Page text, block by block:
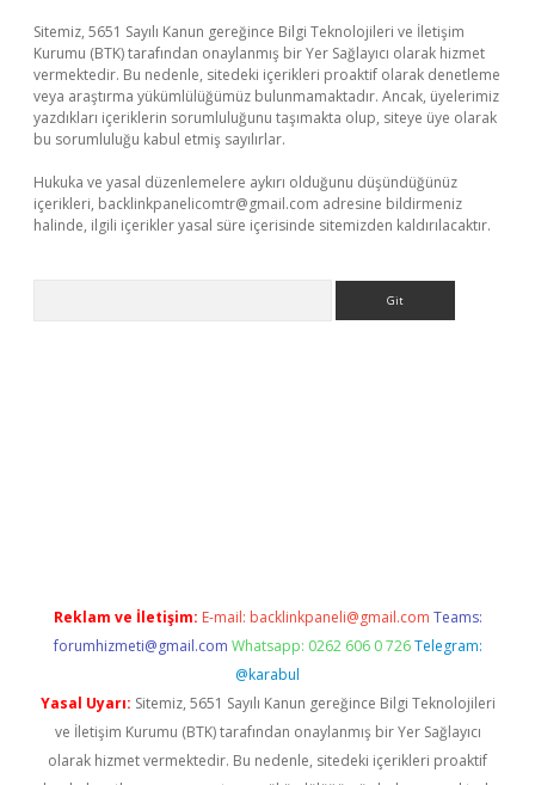
Sitemiz, 5651 Sayılı Kanun gereğince Bilgi Teknolojileri ve İletişim
Kurumu (BTK) tarafından onaylanmış bir Yer Sağlayıcı olarak hizmet
vermektedir. Bu nedenle, sitedeki içerikleri proaktif olarak denetleme
veya araştırma yükümlülüğümüz bulunmamaktadır. Ancak, üyelerimiz
yazdıkları içeriklerin sorumluluğunu taşımakta olup, siteye üye olarak
bu sorumluluğu kabul etmiş sayılırlar.
Hukuka ve yasal düzenlemelere aykırı olduğunu düşündüğünüz
içerikleri, backlinkpanelicomtr@gmail.com adresine bildirmeniz
halinde, ilgili içerikler yasal süre içerisinde sitemizden kaldırılacaktır.
Reklam ve İletişim: E-mail: backlinkpaneli@gmail.com Teams:
forumhizmeti@gmail.com Whatsapp: 0262 606 0 726 Telegram:
@karabul
Yasal Uyarı: Sitemiz, 5651 Sayılı Kanun gereğince Bilgi Teknolojileri
ve İletişim Kurumu (BTK) tarafından onaylanmış bir Yer Sağlayıcı
olarak hizmet vermektedir. Bu nedenle, sitedeki içerikleri proaktif